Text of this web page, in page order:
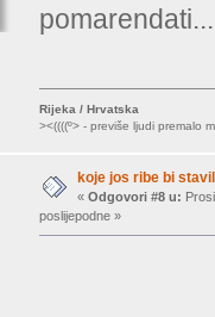
Rijeka / Hrvatska
><((((º> - previše ljudi premalo
koje jos ribe bi
« Odgovori #8 u:
poslijepodne »